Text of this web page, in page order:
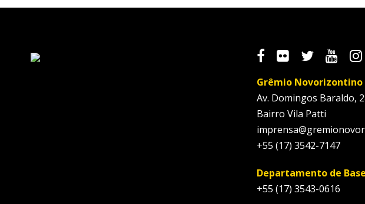
Grêmio Novorizontino
Av. Domingos Baraldo,
Bairro Vila Patti
+55 (17) 3542-7147
Departamento de
+55 (17) 3543-0616